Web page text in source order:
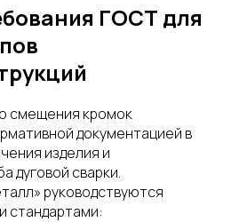
ГОСТ для
смещения кромок
документацией в
изделия и
дуговой сварки.
руководствуются
стандартами: